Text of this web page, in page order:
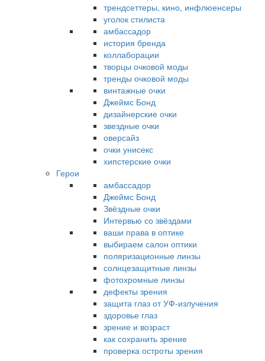
трендсеттеры, кино, инфлюенсеры
уголок стилиста
амбассадор
история бренда
коллаборации
творцы очковой моды
тренды очковой моды
винтажные очки
Джеймс Бонд
дизайнерские очки
звездные очки
оверсайз
очки унисекс
хипстерские очки
Герои
амбассадор
Джеймс Бонд
Звёздные очки
Интервью со звёздами
ваши права в оптике
выбираем салон оптики
поляризационные линзы
солнцезащитные линзы
фотохромные линзы
дефекты зрения
защита глаз от УФ-излучения
здоровье глаз
зрение и возраст
как сохранить зрение
проверка остроты зрения